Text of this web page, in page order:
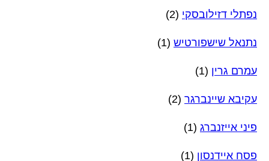
נפתלי דזילובסקי (2)
נתנאל שישפורטיש (1)
עמרם גרין (1)
עקיבא שיינברגר (2)
פיני אייזנברג (1)
פסח איידנסון (1)